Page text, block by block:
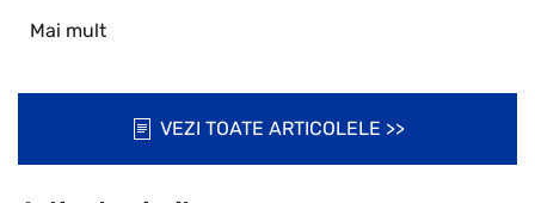
Mai mult
VEZI TOATE ARTICOLELE >>